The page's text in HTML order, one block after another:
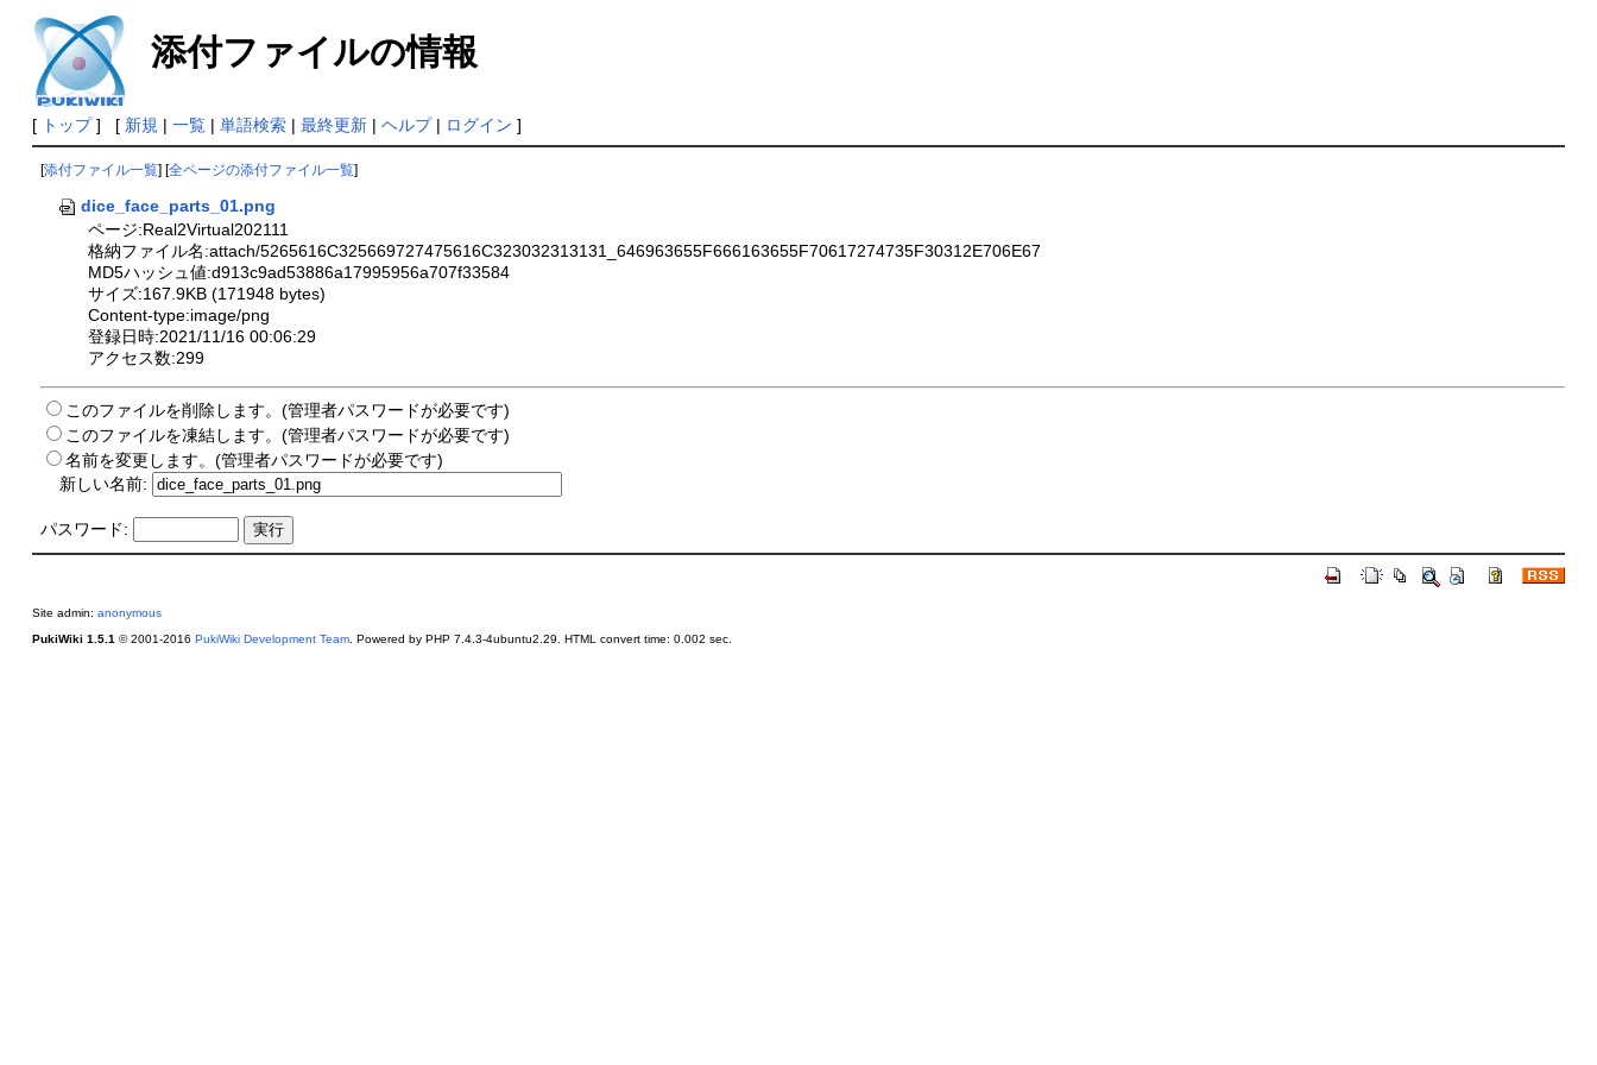
添付ファイルの情報
[ トップ] [ 新規 | 一覧| 単語検索| 最終更新| ヘルプ| ログイン ]
[添付ファイル一覧] [全ページの添付ファイル一覧]
dice_face_parts_01.png
ページ:Real2Virtual202111
格納ファイル名:attach/5265616C325669727475616C323032313131_646963655F666163655F70617274735F30312E706E67
MD5ハッシュ値:d913c9ad53886a17995956a707f33584
サイズ:167.9KB (171948 bytes)
Content-type:image/png
登録日時:2021/11/16 00:06:29
アクセス数:299
このファイルを削除します。(管理者パスワードが必要です)
このファイルを凍結します。(管理者パスワードが必要です)
名前を変更します。(管理者パスワードが必要です)
新しい名前:
パスワード:
Site admin: anonymous
PukiWiki 1.5.1© 2001-2016 PukiWiki Development Team. Powered by PHP 7.4.3-4ubuntu2.29. HTML convert time: 0.002 sec.